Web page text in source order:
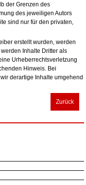
der Grenzen des
des jeweiligen Autors
sind nur für den privaten,
erstellt wurden, werden
Inhalte Dritter als
Urheberrechtsverletzung
Hinweis. Bei
derartige Inhalte umgehend
Zurück